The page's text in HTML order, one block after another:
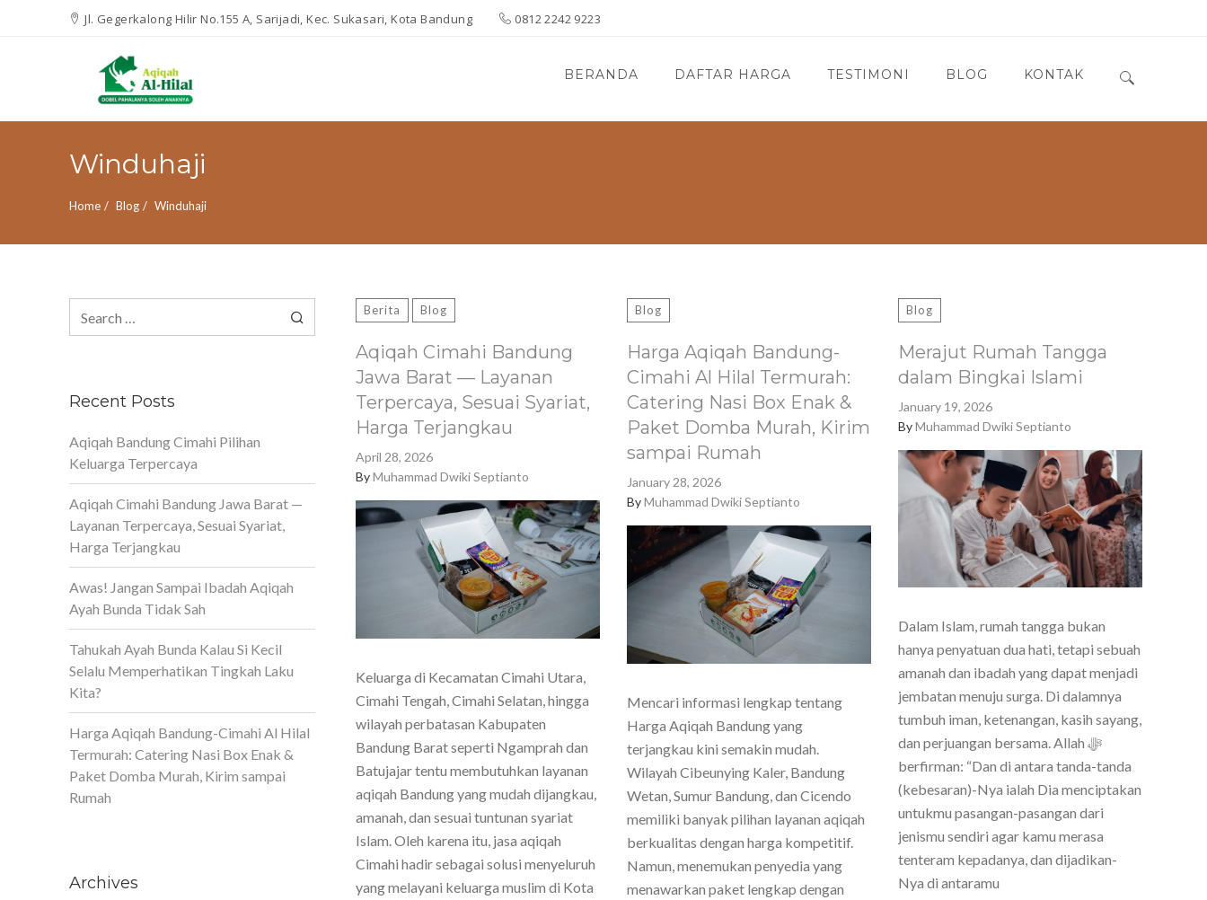
Jl. Gegerkalong Hilir No.155 A, Sarijadi, Kec. Sukasari, Kota Bandung 0812 2242 9223
BERANDA DAFTAR HARGA TESTIMONI BLOG KONTAK
Winduhaji
Home Blog Winduhaji
Berita Blog
Aqiqah Cimahi Bandung
Jawa Barat — Layanan
Terpercaya, Sesuai Syariat,
Harga Terjangkau
April 28, 2026
ByMuhammad Dwiki Septianto
Keluarga di Kecamatan Cimahi Utara,
Cimahi Tengah, Cimahi Selatan, hingga
wilayah perbatasan Kabupaten
Bandung Barat seperti Ngamprah dan
Batujajar tentu membutuhkan layanan
aqiqah Bandung yang mudah dijangkau,
amanah, dan sesuai tuntunan syariat
Islam. Oleh karena itu, jasa aqiqah
Cimahi hadir sebagai solusi menyeluruh
yang melayani keluarga muslim di Kota
Blog
Harga Aqiqah Bandung-
Cimahi Al Hilal Termurah:
Catering Nasi Box Enak &
Paket Domba Murah, Kirim
sampai Rumah
January 28, 2026
ByMuhammad Dwiki Septianto
Mencari informasi lengkap tentang
Harga Aqiqah Bandung yang
terjangkau kini semakin mudah.
Wilayah Cibeunying Kaler, Bandung
Wetan, Sumur Bandung, dan Cicendo
memiliki banyak pilihan layanan aqiqah
berkualitas dengan harga kompetitif.
Namun, menemukan penyedia yang
menawarkan paket lengkap dengan
Blog
Merajut Rumah Tangga
dalam Bingkai Islami
January 19, 2026
ByMuhammad Dwiki Septianto
Dalam Islam, rumah tangga bukan
hanya penyatuan dua hati, tetapi sebuah
amanah dan ibadah yang dapat menjadi
jembatan menuju surga. Di dalamnya
tumbuh iman, ketenangan, kasih sayang,
dan perjuangan bersama. Allah ﷻ
berfirman: “Dan di antara tanda-tanda
(kebesaran)-Nya ialah Dia menciptakan
untukmu pasangan-pasangan dari
jenismu sendiri agar kamu merasa
tenteram kepadanya, dan dijadikan-
Nya di antaramu
for:
Recent Posts
Aqiqah Bandung Cimahi Pilihan
Keluarga Terpercaya
Aqiqah Cimahi Bandung Jawa Barat —
Layanan Terpercaya, Sesuai Syariat,
Harga Terjangkau
Awas! Jangan Sampai Ibadah Aqiqah
Ayah Bunda Tidak Sah
Tahukah Ayah Bunda Kalau Si Kecil
Selalu Memperhatikan Tingkah Laku
Kita?
Harga Aqiqah Bandung-Cimahi Al Hilal
Termurah: Catering Nasi Box Enak &
Paket Domba Murah, Kirim sampai
Rumah
Archives